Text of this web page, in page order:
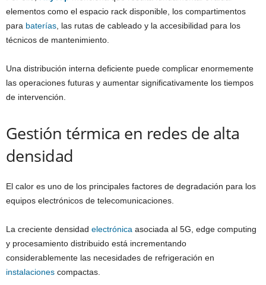
elementos como el espacio rack disponible, los compartimentos
para baterías , las rutas de cableado y la accesibilidad para los
técnicos de mantenimiento.
Una distribución interna deficiente puede complicar enormemente
las operaciones futuras y aumentar significativamente los tiempos
de intervención.
Gestión térmica en redes de alta
densidad
El calor es uno de los principales factores de degradación para los
equipos electrónicos de telecomunicaciones.
La creciente densidad electrónica asociada al 5G, edge computing
y procesamiento distribuido está incrementando
considerablemente las necesidades de refrigeración en
instalaciones compactas.